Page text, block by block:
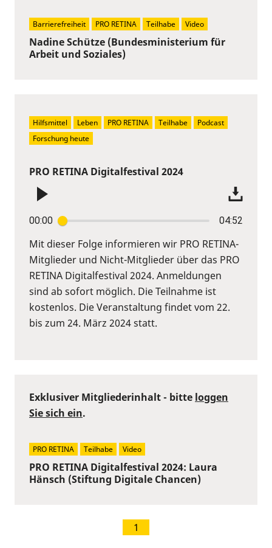
Nadine Schütze (Bundesministerium für
Arbeit und Soziales)
Barrierefreiheit PRO RETINA Teilhabe Video
PRO RETINA Digitalfestival 2024
00:00 04:52
Mit dieser Folge informieren wir PRO RETINA-
Mitglieder und Nicht-Mitglieder über das PRO
RETINA Digitalfestival 2024. Anmeldungen
sind ab sofort möglich. Die Teilnahme ist
kostenlos. Die Veranstaltung findet vom 22.
bis zum 24. März 2024 statt.
Hilfsmittel Leben PRO RETINA Teilhabe
Podcast
Forschung heute
PRO RETINA Digitalfestival 2024: Laura
Hänsch (Stiftung Digitale Chancen)
Exklusiver Mitgliederinhalt - bitte loggen
Sie sich ein.
PRO RETINA Teilhabe Video
1